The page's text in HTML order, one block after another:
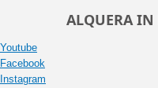
ALQUERA IN
Youtube
Facebook
Instagram